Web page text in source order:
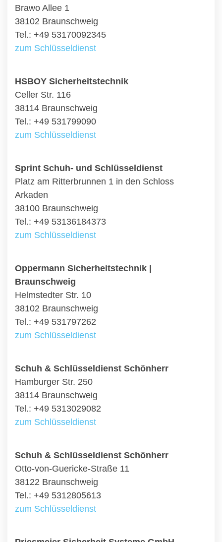
Brawo Allee 1
38102 Braunschweig
Tel.: +49 53170092345
zum Schlüsseldienst
HSBOY Sicherheitstechnik
Celler Str. 116
38114 Braunschweig
Tel.: +49 531799090
zum Schlüsseldienst
Sprint Schuh- und Schlüsseldienst
Platz am Ritterbrunnen 1 in den Schloss
Arkaden
38100 Braunschweig
Tel.: +49 53136184373
zum Schlüsseldienst
Oppermann Sicherheitstechnik |
Braunschweig
Helmstedter Str. 10
38102 Braunschweig
Tel.: +49 531797262
zum Schlüsseldienst
Schuh & Schlüsseldienst Schönherr
Hamburger Str. 250
38114 Braunschweig
Tel.: +49 5313029082
zum Schlüsseldienst
Schuh & Schlüsseldienst Schönherr
Otto-von-Guericke-Straße 11
38122 Braunschweig
Tel.: +49 5312805613
zum Schlüsseldienst